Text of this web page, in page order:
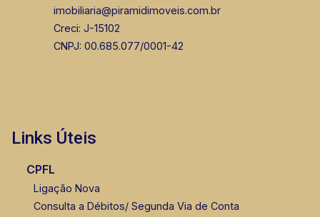
imobiliaria@piramidimoveis.com.br
Creci: J-15102
CNPJ: 00.685.077/0001-42
Links Úteis
CPFL
Ligação Nova
Consulta a Débitos/ Segunda Via de Conta